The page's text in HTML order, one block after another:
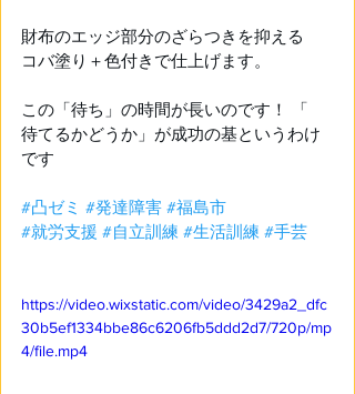
財布のエッジ部分のざらつきを抑える
コバ塗り＋色付きで仕上げます。
この「待ち」の時間が長いのです！ 「
待てるかどうか」が成功の基というわけ
です
#凸ゼミ #発達障害 #福島市
#就労支援 #自立訓練 #生活訓練 #手芸
https://video.wixstatic.com/video/3429a2_dfc
30b5ef1334bbe86c6206fb5ddd2d7/720p/mp
4/file.mp4